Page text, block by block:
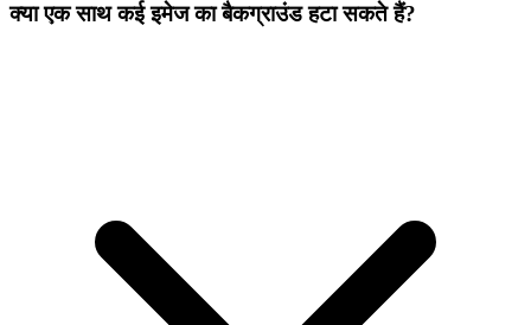
क्या एक साथ कई इमेज का बैकग्राउंड हटा सकते हैं?